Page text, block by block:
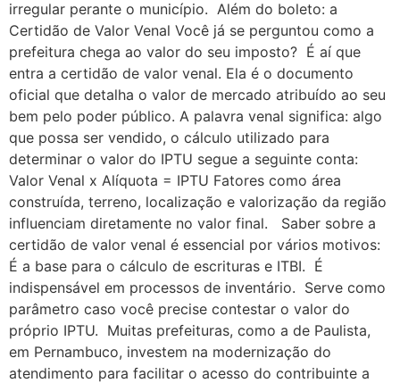
irregular perante o município. Além do boleto: a
Certidão de Valor Venal Você já se perguntou como a
prefeitura chega ao valor do seu imposto? É aí que
entra a certidão de valor venal. Ela é o documento
oficial que detalha o valor de mercado atribuído ao seu
bem pelo poder público. A palavra venal significa: algo
que possa ser vendido, o cálculo utilizado para
determinar o valor do IPTU segue a seguinte conta:
Valor Venal x Alíquota = IPTU Fatores como área
construída, terreno, localização e valorização da região
influenciam diretamente no valor final. Saber sobre a
certidão de valor venal é essencial por vários motivos:
É a base para o cálculo de escrituras e ITBI. É
indispensável em processos de inventário. Serve como
parâmetro caso você precise contestar o valor do
próprio IPTU. Muitas prefeituras, como a de Paulista,
em Pernambuco, investem na modernização do
atendimento para facilitar o acesso do contribuinte a